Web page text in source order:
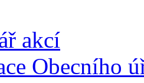
akcí
Obecního